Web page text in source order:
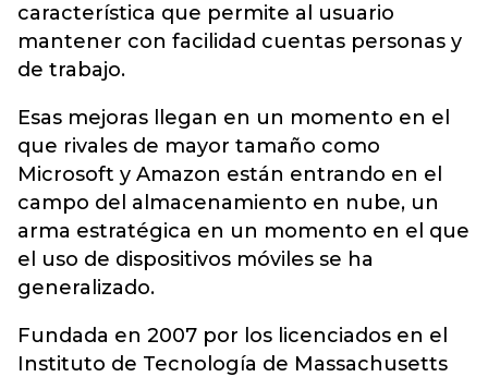
característica que permite al usuario
mantener con facilidad cuentas personas y
de trabajo.
Esas mejoras llegan en un momento en el
que rivales de mayor tamaño como
Microsoft y Amazon están entrando en el
campo del almacenamiento en nube, un
arma estratégica en un momento en el que
el uso de dispositivos móviles se ha
generalizado.
Fundada en 2007 por los licenciados en el
Instituto de Tecnología de Massachusetts